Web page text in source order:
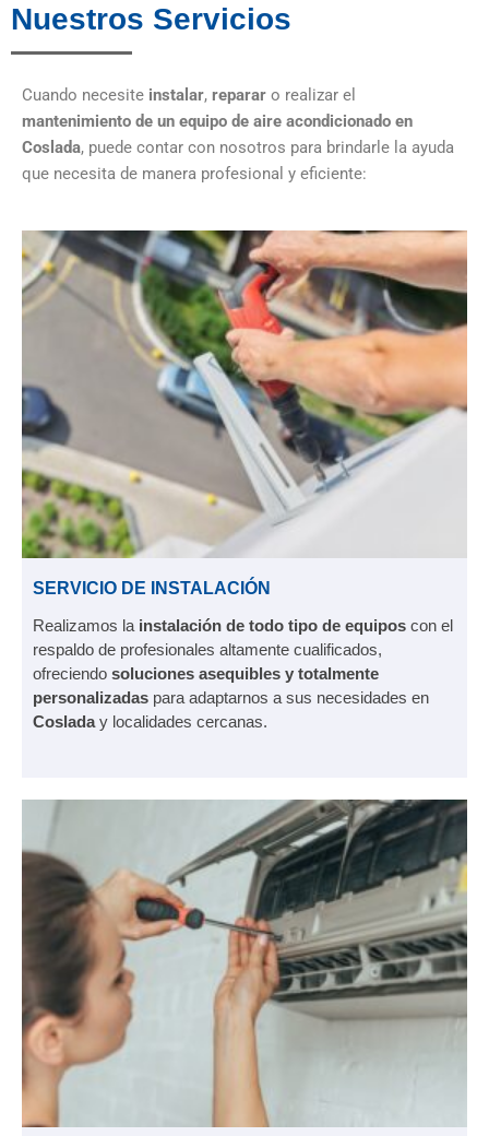
Nuestros Servicios
Cuando necesite instalar, reparar o realizar el
mantenimiento de un equipo de aire acondicionado en
Coslada, puede contar con nosotros para brindarle la ayuda
que necesita de manera profesional y eficiente:
SERVICIO DE INSTALACIÓN
Realizamos la instalación de todo tipo de equipos con el
respaldo de profesionales altamente cualificados,
ofreciendo soluciones asequibles y totalmente
personalizadas para adaptarnos a sus necesidades en
Cosladay localidades cercanas.